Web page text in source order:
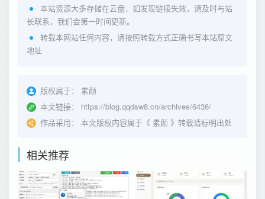
本站资源大多存储在云盘，如发现链接失效，请及时与站
长联系，我们会第一时间更新。
转载本网站任何内容，请按照转载方式正确书写本站原文
地址
版权属于：
素颜
本文链接：
https://blog.qqdsw8.cn/archives/6436/
作品采用：
本文版权内容属于《 素颜 》转载请标明出处
相关推荐